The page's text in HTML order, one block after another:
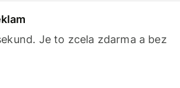
Je to zcela zdarma a bez